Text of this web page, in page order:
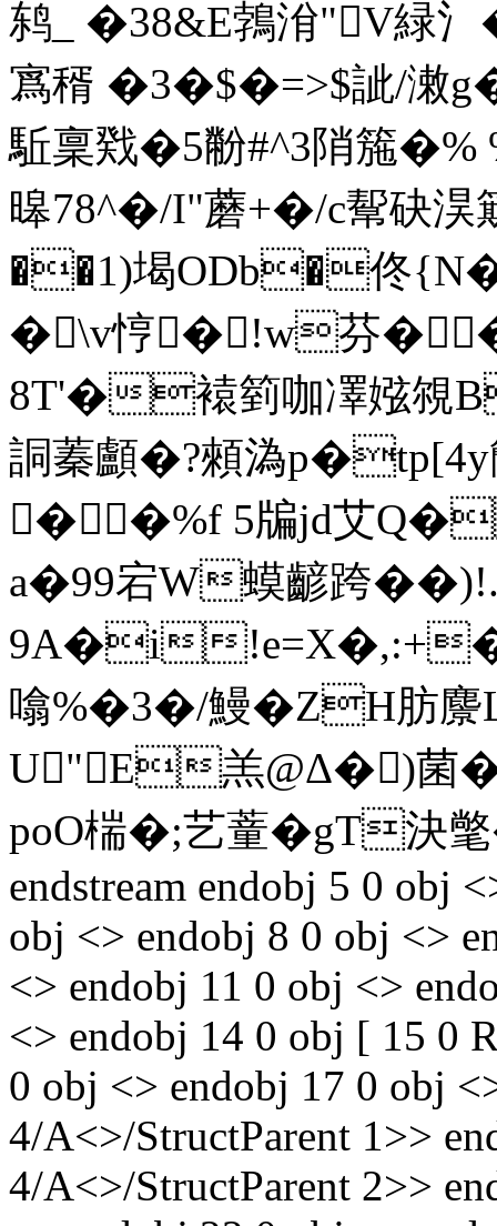
鸫_ �38&E鵓洕"V緑
寪稰 �3�$�=>$訿/潄
駈稟戣�5黺#^3陗箷�%
暤78^�/I"蘑+�/c幚砄
��1)堨ODb�佟{N�
�\v悙�!w芬��
8T'�褤箌咖凙娹覙
詷蓁顱�?顂溈p�tp[4y
��%f 5牑jd艾
a�99宕W蟆齴跨�
9A�i!e=X�,:+�
噏%�3�/鰻�ZH肪
U"E羔@Δ�)菌
poO椯�;艺蕫�gT決
endstream endobj 5 0 obj
obj <> endobj 8 0 obj <>
<> endobj 11 0 obj <>
<> endobj 14 0 obj [ 15 0
0 obj <> endobj 17 0 obj
4/A<>/StructParent 1>>
4/A<>/StructParent 2>>